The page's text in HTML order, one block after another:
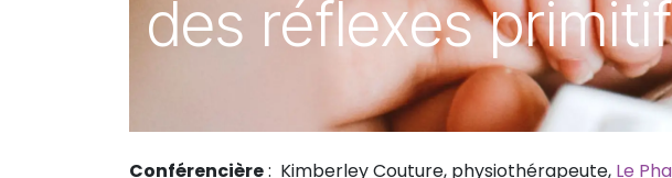
des réflexes
Conférencière: Kimberley Couture, physiothérapeute, Le